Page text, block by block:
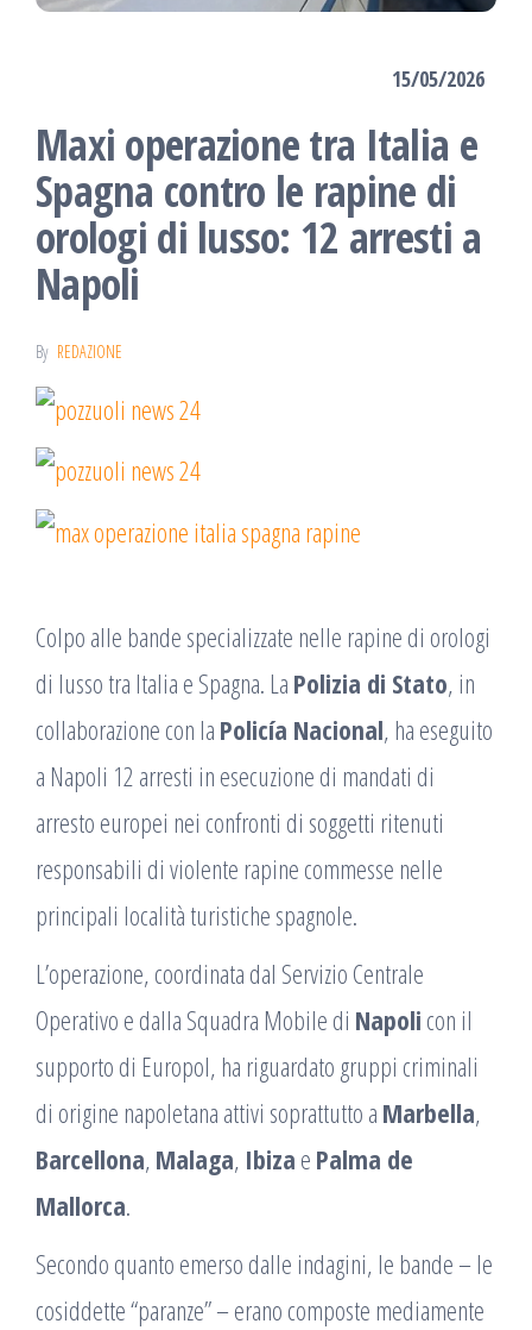
15/05/2026
Maxi operazione tra Italia e
Spagna contro le rapine di
orologi di lusso: 12 arresti a
Napoli
By REDAZIONE
Colpo alle bande specializzate nelle rapine di orologi
di lusso tra Italia e Spagna. La Polizia di Stato, in
collaborazione con la Policía Nacional, ha eseguito
a Napoli 12 arresti in esecuzione di mandati di
arresto europei nei confronti di soggetti ritenuti
responsabili di violente rapine commesse nelle
principali località turistiche spagnole.
L’operazione, coordinata dal Servizio Centrale
Operativo e dalla Squadra Mobile di Napoli con il
supporto di Europol, ha riguardato gruppi criminali
di origine napoletana attivi soprattutto a Marbella,
Barcellona, Malaga, Ibiza e Palma de
Mallorca.
Secondo quanto emerso dalle indagini, le bande – le
cosiddette “paranze” – erano composte mediamente